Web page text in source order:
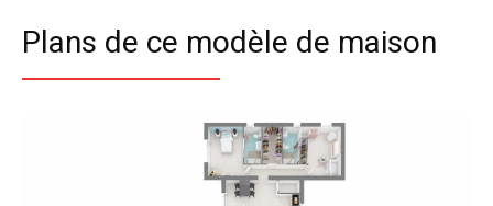
Plans de ce modèle de maison